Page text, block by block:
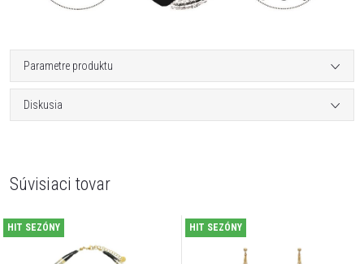
Parametre produktu
Diskusia
Súvisiaci tovar
HIT SEZÓNY HIT SEZÓNY